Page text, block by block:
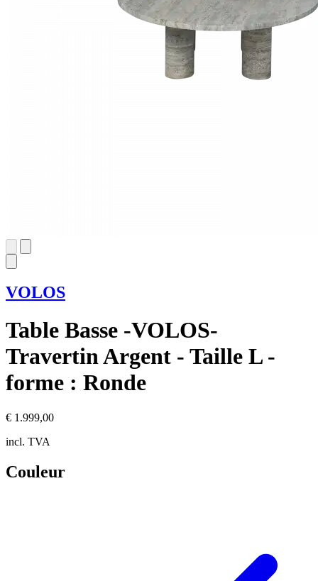
VOLOS
Table Basse -VOLOS-
Travertin Argent - Taille L -
forme : Ronde
€ 1.999,00
incl. TVA
Couleur